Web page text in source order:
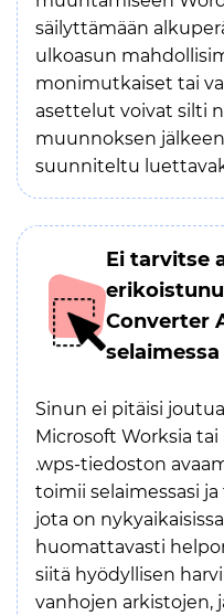
säilyttämään
ulkoasun
monimutkaiset tai
asettelut voivat silti
muunnoksen
suunniteltu
Ei tarvitse
Converter
selaimessa
Sinun ei pitäisi
Microsoft Worksia
.wps-tiedoston
toimii selaimessasi
jota on
huomattavasti
siitä hyödyllisen
vanhojen arkistojen,